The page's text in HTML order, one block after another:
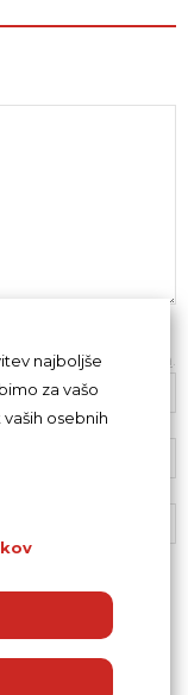
komentiranja
najboljše
za vašo
osebnih